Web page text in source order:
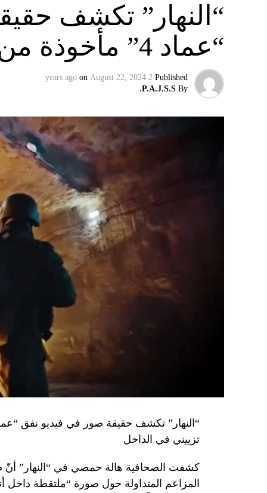
“النهار” تكشف
“عماد 4” مأخوذة من أوكرانيا….
Published
2 years ago
on August 22, 2024
By
P.A.J.S.S.
تزييني في الداخل
كشفت الصحافية هالة حمصي في “النهار”